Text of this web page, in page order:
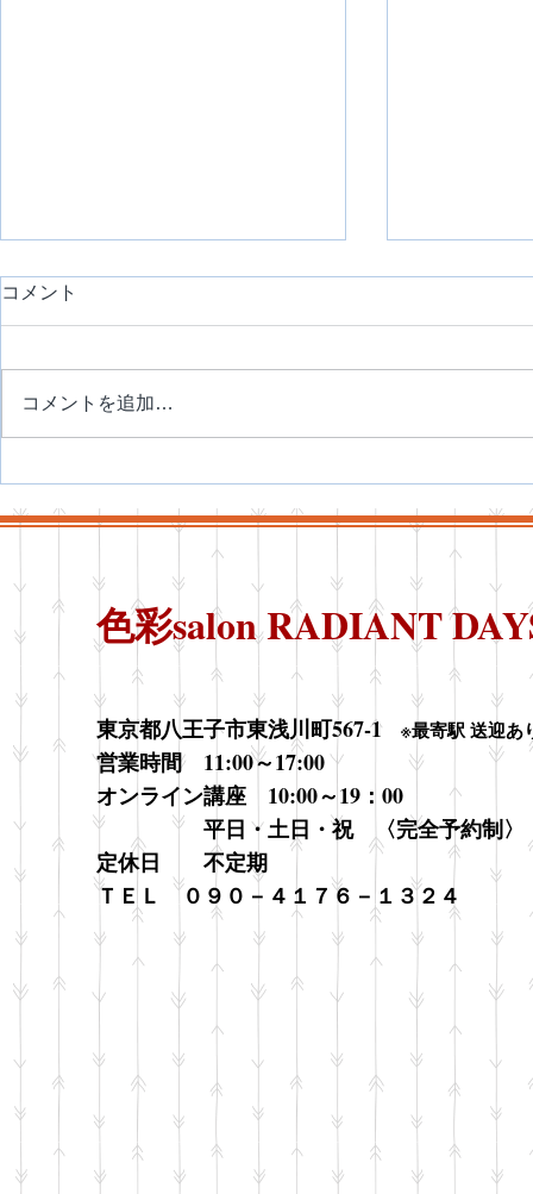
活用するパーソナルカラー診
断の基本
骨格診断と
分に合った
つける方法
コメント
コメントを追加…
色彩salon RADIANT
東京都八王子市東浅川町567-1 ​ ※最寄駅 送迎あ
営業時間 11:00～17:00
オンライン講座 10:00～19：00
平日・土日・祝 〈完全予約制〉
​定休日 不定期
​ＴＥＬ ０９０－４１７６－１３２４